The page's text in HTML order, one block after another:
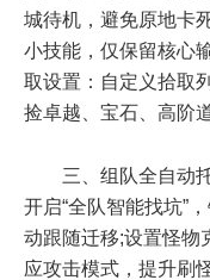
城待机，避免原地卡
小技能，仅保留核心
取设置：自定义拾取
捡卓越、宝石、高阶
三、组队全自动
开启“全队智能找坑”
动跟随迁移;设置怪物
应攻击模式，提升刷